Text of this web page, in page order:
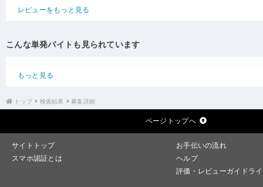
レビューをもっと見る
こんな単発バイトも見られています
もっと見る
トップ 検索結果 募集詳細
ページトップへ
サイトトップ
お手伝いの流れ
スマホ認証とは
ヘルプ
評価・レビューガイドラ